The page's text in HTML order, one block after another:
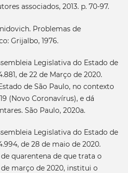
associados, 2013. p. 70-97.
Problemas de
Grijalbo, 1976.
Legislativa do Estado de
de 22 de Março de 2020.
de São Paulo, no contexto
(Novo Coronavírus), e dá
São Paulo, 2020a.
Legislativa do Estado de
de 28 de maio de 2020.
quarentena de que trata o
de março de 2020, institui o